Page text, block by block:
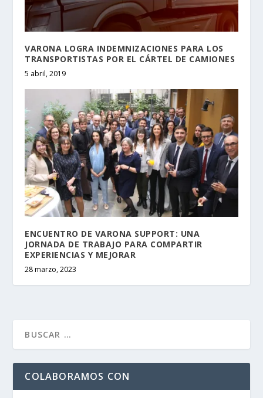
VARONA LOGRA INDEMNIZACIONES PARA LOS
TRANSPORTISTAS POR EL CÁRTEL DE CAMIONES
5 abril, 2019
ENCUENTRO DE VARONA SUPPORT: UNA
JORNADA DE TRABAJO PARA COMPARTIR
EXPERIENCIAS Y MEJORAR
28 marzo, 2023
COLABORAMOS CON